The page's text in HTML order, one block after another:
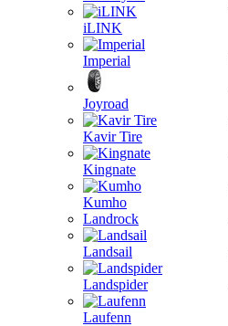
iLINK
Imperial
Joyroad
Kavir Tire
Kingnate
Kumho
Landrock
Landsail
Landspider
Laufenn